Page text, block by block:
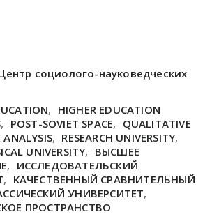
социолого-науковедческих
, HIGHER EDUCATION
, POST-SOVIET SPACE, QUALITATIVE
ANALYSIS, RESEARCH UNIVERSITY,
UNIVERSITY, ВЫСШЕЕ
, ИССЛЕДОВАТЕЛЬСКИЙ
, КАЧЕСТВЕННЫЙ СРАВНИТЕЛЬНЫЙ
УНИВЕРСИТЕТ,
ПРОСТРАНСТВО